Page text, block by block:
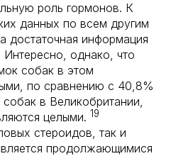
роль гормонов. К
данных по всем другим
достаточная информация
Интересно, однако, что
собак в этом
по сравнению с 40,8%
в Великобритании,
целыми. 19
стероидов, так и
продолжающимися